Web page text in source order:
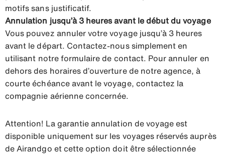
motifs sans justificatif.
Annulation jusqu’à 3 heures avant le début du voyage
Vous pouvez annuler votre voyage jusqu’à 3 heures
avant le départ. Contactez-nous simplement en
utilisant notre formulaire de contact. Pour annuler en
dehors des horaires d’ouverture de notre agence, à
courte échéance avant le voyage, contactez la
compagnie aérienne concernée.
Attention! La garantie annulation de voyage est
disponible uniquement sur les voyages réservés auprès
de Airandgo et cette option doit être sélectionnée